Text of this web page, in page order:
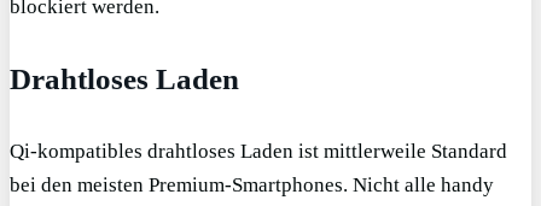
blockiert werden.
Drahtloses Laden
Qi-kompatibles drahtloses Laden ist mittlerweile Standard
bei den meisten Premium-Smartphones. Nicht alle handy